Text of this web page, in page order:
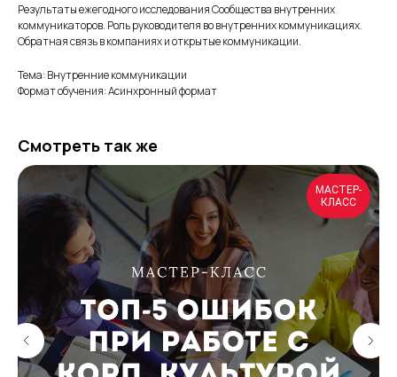
Результаты ежегодного исследования Сообщества внутренних
коммуникаторов. Роль руководителя во внутренних коммуникациях.
Обратная связь в компаниях и открытые коммуникации.
Тема: Внутренние коммуникации
Формат обучения: Асинхронный формат
Смотреть так же
МАСТЕР-
КЛАСС